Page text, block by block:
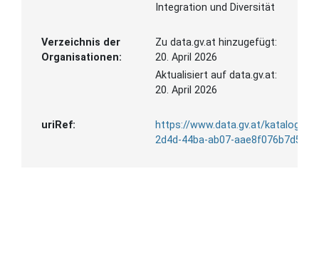
Integration und Diversität
Verzeichnis der
Organisationen:
Zu data.gv.at hinzugefügt:
20. April 2026
Aktualisiert auf data.gv.at:
20. April 2026
uriRef:
https://www.data.gv.at/katalog/
2d4d-44ba-ab07-aae8f076b7d5